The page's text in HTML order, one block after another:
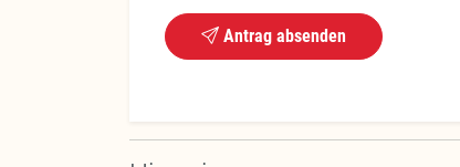
Antrag absenden